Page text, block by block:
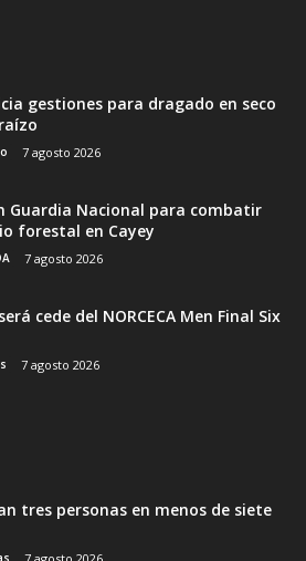
gestiones para dragado en seco
7 agosto 2026
Guardia Nacional para combatir
forestal en Cayey
7 agosto 2026
cede del NORCECA Men Final Six
7 agosto 2026
tres personas en menos de siete